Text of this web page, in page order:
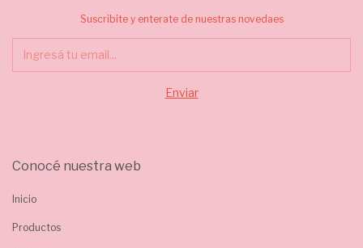
Suscribite y enterate de nuestras novedaes
Conocé nuestra web
Inicio
Productos